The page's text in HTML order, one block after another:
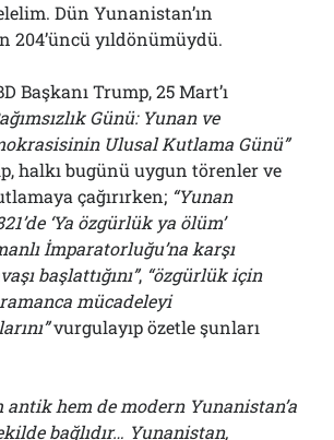
Dün Yunanistan’ın
204’üncü yıldönümüydü.
Başkanı Trump, 25 Mart’ı
Günü: Yunan ve
Ulusal Kutlama Günü”
halkı bugünü uygun törenler ve
çağırırken; “Yunan
‘Ya özgürlük ya ölüm’
İmparatorluğu’na karşı
başlattığını”, “özgürlük için
mücadeleyi
vurgulayıp özetle şunları
antik hem de modern Yunanistan’a
bağlıdır… Yunanistan,